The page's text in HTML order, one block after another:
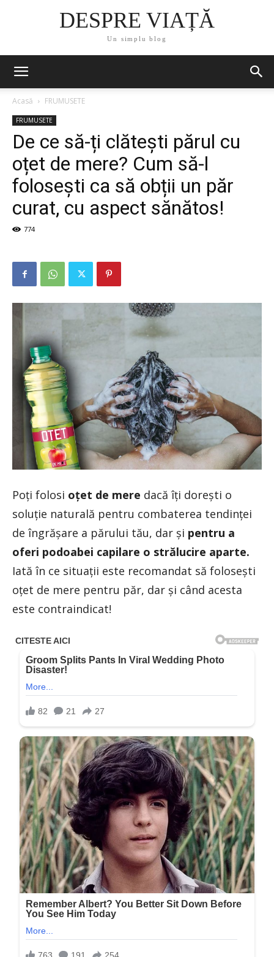
DESPRE VIAȚĂ
Un simplu blog
Acasă FRUMUSETE
FRUMUSETE
De ce să-ți clătești părul cu
oțet de mere? Cum să-l
folosești ca să obții un păr
curat, cu aspect sănătos!
774
Poți folosi oțet de mere dacă îți dorești o
soluție naturală pentru combaterea tendinței
de îngrășare a părului tău, dar și pentru a
oferi podoabei capilare o strălucire aparte.
Iată în ce situații este recomandat să folosești
oțet de mere pentru păr, dar și când acesta
este contraindicat!